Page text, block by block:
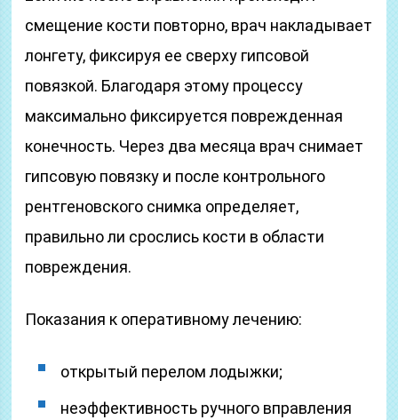
смещение кости повторно, врач накладывает
лонгету, фиксируя ее сверху гипсовой
повязкой. Благодаря этому процессу
максимально фиксируется поврежденная
конечность. Через два месяца врач снимает
гипсовую повязку и после контрольного
рентгеновского снимка определяет,
правильно ли срослись кости в области
повреждения.
Показания к оперативному лечению:
открытый перелом лодыжки;
неэффективность ручного вправления